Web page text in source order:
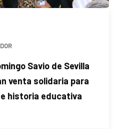
Savio de Sevilla
venta solidaria para
historia educativa